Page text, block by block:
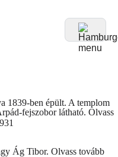
1839-ben épült. A templom
fejszobor látható. Olvass
Ág Tibor. Olvass tovább